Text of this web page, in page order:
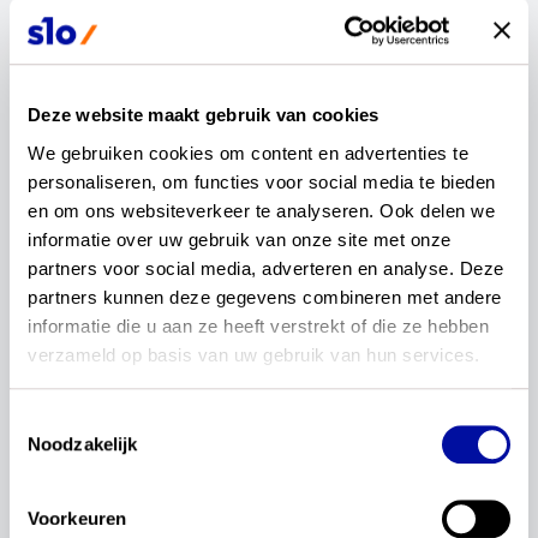
Deze website maakt gebruik van cookies
We gebruiken cookies om content en advertenties te
personaliseren, om functies voor social media te bieden
en om ons websiteverkeer te analyseren. Ook delen we
informatie over uw gebruik van onze site met onze
partners voor social media, adverteren en analyse. Deze
partners kunnen deze gegevens combineren met andere
informatie die u aan ze heeft verstrekt of die ze hebben
verzameld op basis van uw gebruik van hun services.
Noodzakelijk
Voorkeuren
examen. Dit doen ze onder regie van CvTE.
In schooljaar 2027-2028 volgt de fase van
beproeven, waarin je ons kunt helpen met het
beproeven van de conceptexamenprogramma’s
geven leraren, leerlingen en schoolleiders